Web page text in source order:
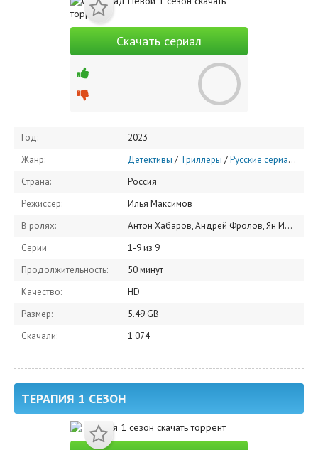
Скачать сериал
Год:
2023
Жанр:
Детективы / Триллеры /Русские сериалы
Страна:
Россия
Режиссер:
Илья Максимов
В ролях:
Антон Хабаров, Андрей Фролов, Ян Ильвес, Евгения Лыкова, Виктория Заболотная, Милана Бру, Дмитрий Сутырин, Евгений Зайфрид, Сергей Яценюк, Александр Нестеров
Серии
1-9 из 9
Продолжительность:
50 минут
Качество:
HD
Размер:
5.49 GB
Скачали:
1 074
ТЕРАПИЯ 1 СЕЗОН